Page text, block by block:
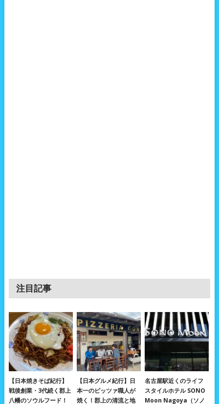
注目記事
【日本焼きそば紀行】
戦後創業・3代続く郡上
八幡のソウルフード！
【日本グルメ紀行】日
本一のピッツァ職人が
焼く！郡上の清流と地
名古屋駅近くのライフ
スタイルホテル SONO
Moon Nagoya（ソノ